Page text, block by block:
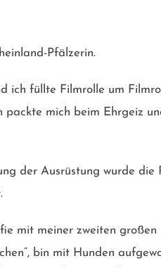
Pfälzerin.
ich füllte Filmrolle um
packte mich beim Ehrgeiz
der Ausrüstung wurde die
mit meiner zweiten
bin mit Hunden